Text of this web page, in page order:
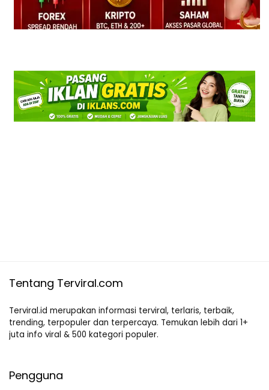
Tentang Terviral.com
Terviral.id merupakan informasi terviral, terlaris, terbaik,
trending, terpopuler dan terpercaya. Temukan lebih dari 1+
juta info viral & 500 kategori populer.
Pengguna